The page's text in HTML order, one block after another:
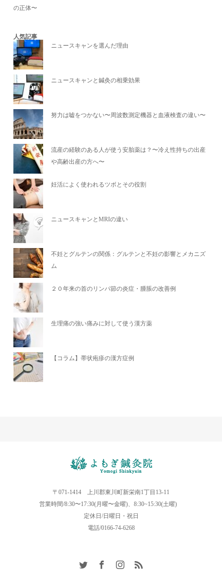
の正体〜
人気記事
ニュースキャンを選んだ理由
ニュースキャンと鍼灸の相乗効果
努力は嘘をつかない〜周波数測定機器と血液検査の違い〜
流産の経験のある人が使う安胎薬は？〜冷え性持ちの出産
や高齢出産の方へ〜
妊活によく使われるツボとその役割
ニュースキャンとMRIの違い
不妊とグルテンの関係：グルテンと不妊の影響とメカニズ
ム
２０年来の首のリンパ節の炎症・腫脹の改善例
生理痛の強い痛みに対して使う漢方薬
【コラム】帯状疱疹の漢方症例
〒071-1414 上川郡東川町新栄南1丁目13-11
営業時間/8:30〜17:30(月曜〜金曜)、8:30~15:30(土曜)
定休日/日曜日・祝日
電話/0166-74-6268